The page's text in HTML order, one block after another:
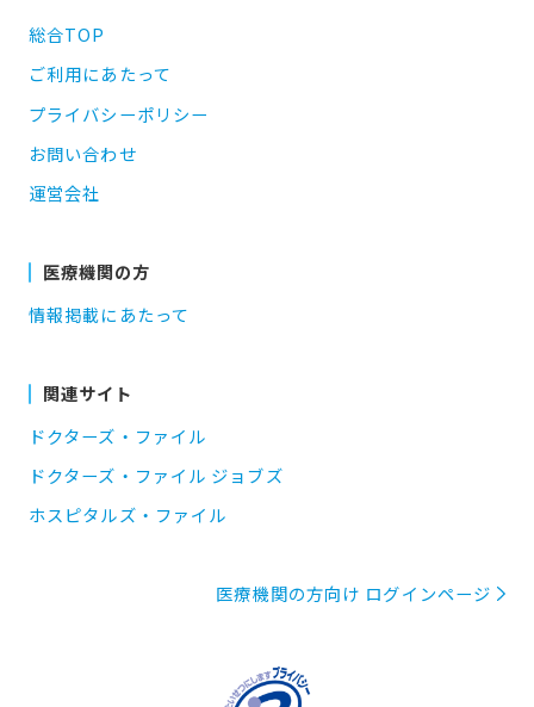
総合TOP
ご利用にあたって
プライバシーポリシー
お問い合わせ
運営会社
医療機関の方
情報掲載にあたって
関連サイト
ドクターズ・ファイル
ドクターズ・ファイル ジョブズ
ホスピタルズ・ファイル
医療機関の方向け ログインページ